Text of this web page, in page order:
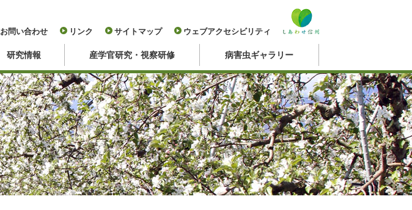
お問い合わせ リンク サイトマップ ウェブアクセシビリティ
研究情報 産学官研究・視察研修 病害虫ギャラリー